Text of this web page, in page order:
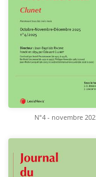
N°4 - novembre